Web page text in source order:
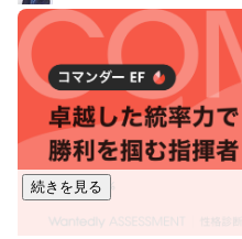
■ 事業内容
￣￣￣￣￣￣
・プログラミングスクール事
1,000時間の学習カリキュラ
材を育成するスクールです。
Webアプリケーション開発の
ィを運営し、市場価値が高い
・システム開発事業
続きを見る